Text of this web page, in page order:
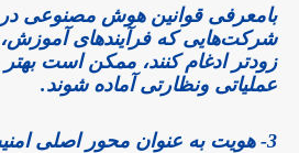
بامعرفی قوانین هوش مصنوعی
شرکت‌هایی که فرآیندهای آموزش،
زودتر ادغام کنند، ممکن است بهتر
عملیاتی ونظارتی آماده شوند.
3- هویت به عنوان محور اصلی امنیت هوش مصنوعی.